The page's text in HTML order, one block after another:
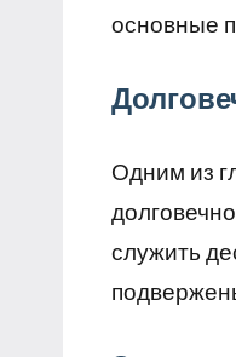
основные
Одним из
служить